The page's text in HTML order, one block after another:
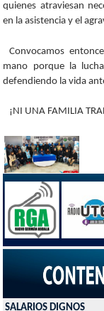
quienes atraviesan
en la asistencia y el
Convocamos
mano porque la
defendiendo la vida
¡NI UNA FAMILIA
SALARIOS DIGNOS